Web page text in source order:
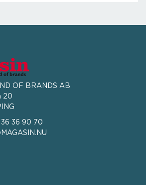
OF BRANDS AB
20
36 36 90 70